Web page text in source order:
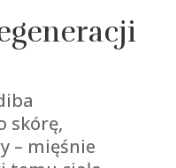
skórę,
– mięśnie